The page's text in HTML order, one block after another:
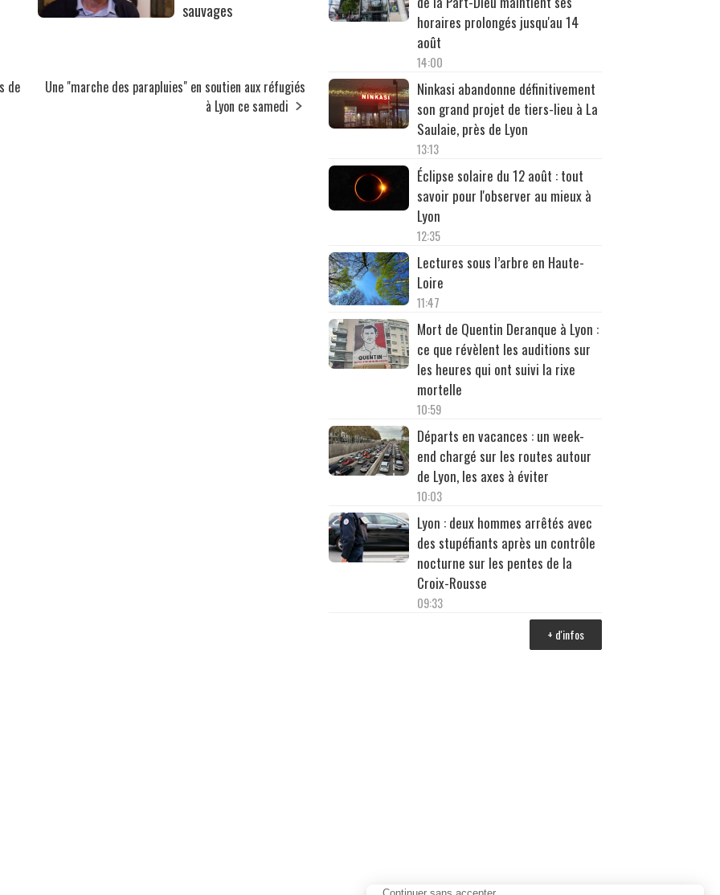
sauvages
de
Une "marche des parapluies" en soutien aux réfugiés
à Lyon ce samedi
horaires prolongés jusqu'au 14
août
14:00
Ninkasi abandonne définitivement
son grand projet de tiers-lieu à La
Saulaie, près de Lyon
13:13
Éclipse solaire du 12 août : tout
savoir pour l'observer au mieux à
Lyon
12:35
Lectures sous l’arbre en Haute-
Loire
11:47
Mort de Quentin Deranque à Lyon :
ce que révèlent les auditions sur
les heures qui ont suivi la rixe
mortelle
10:59
Départs en vacances : un week-
end chargé sur les routes autour
de Lyon, les axes à éviter
10:03
Lyon : deux hommes arrêtés avec
des stupéfiants après un contrôle
nocturne sur les pentes de la
Croix-Rousse
09:33
+ d'infos